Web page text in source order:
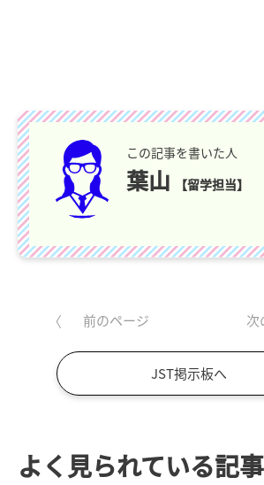
この記事を書いた人
葉山 【留学担当】
前のページ
JST掲示板へ
次
よく見られている記事